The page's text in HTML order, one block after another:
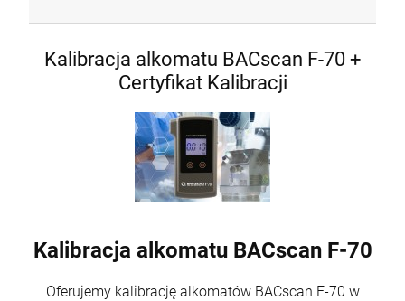
Kalibracja alkomatu BACscan F-70 +
Certyfikat Kalibracji
Kalibracja alkomatu BACscan F-70
Oferujemy kalibrację alkomatów BACscan F-70 w